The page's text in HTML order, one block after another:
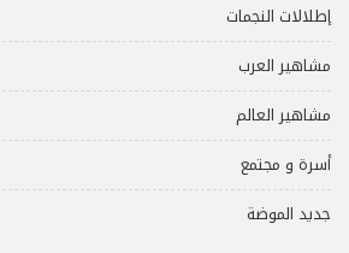
إطلالات النجمات
مشاهير العرب
مشاهير العالم
أسرة و مجتمع
جديد الموضة